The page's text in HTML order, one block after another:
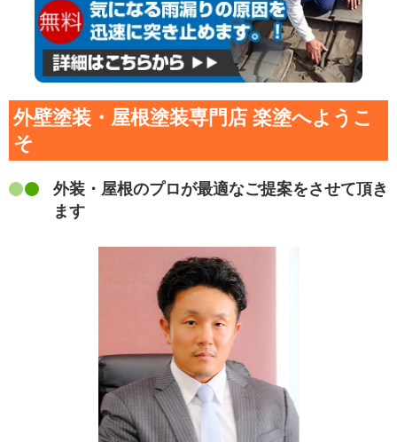
外壁塗装・屋根塗装専門店 楽塗へようこ
そ
外装・屋根のプロが最適なご提案をさせて頂き
ます